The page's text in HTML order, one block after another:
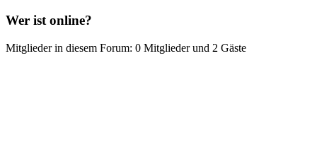
Wer ist online?
Mitglieder in diesem Forum: 0 Mitglieder und 2 Gäste